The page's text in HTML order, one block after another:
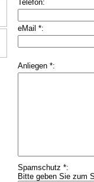
Telefon:
eMail *:
Anliegen *:
Spamschutz *:
Bitte geben Sie zum